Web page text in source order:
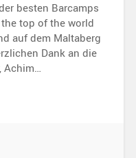
besten Barcamps
top of the world
auf dem Maltaberg
Dank an die
Achim…